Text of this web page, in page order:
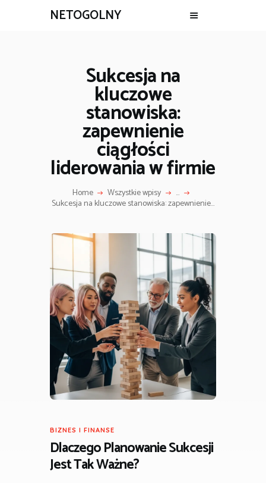
NETOGOLNY
Sukcesja na
kluczowe
stanowiska:
zapewnienie
ciągłości
liderowania w firmie
Home Wszystkie wpisy ...
Sukcesja na kluczowe stanowiska: zapewnienie...
BIZNES I FINANSE
Dlaczego Planowanie Sukcesji
Jest Tak Ważne?